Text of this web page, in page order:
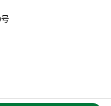
团有限公司 版权所有沪ICP